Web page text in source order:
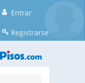
Entrar
Registrarse